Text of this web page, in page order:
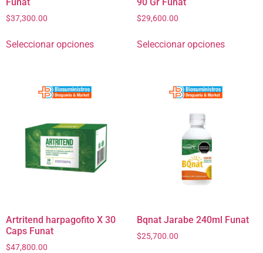
$37,300.00
Seleccionar opciones
$29,600.00
Seleccionar opciones
Artritend harpagofito X 30
Caps Funat
$47,800.00
Bqnat Jarabe 240ml Funat
$25,700.00